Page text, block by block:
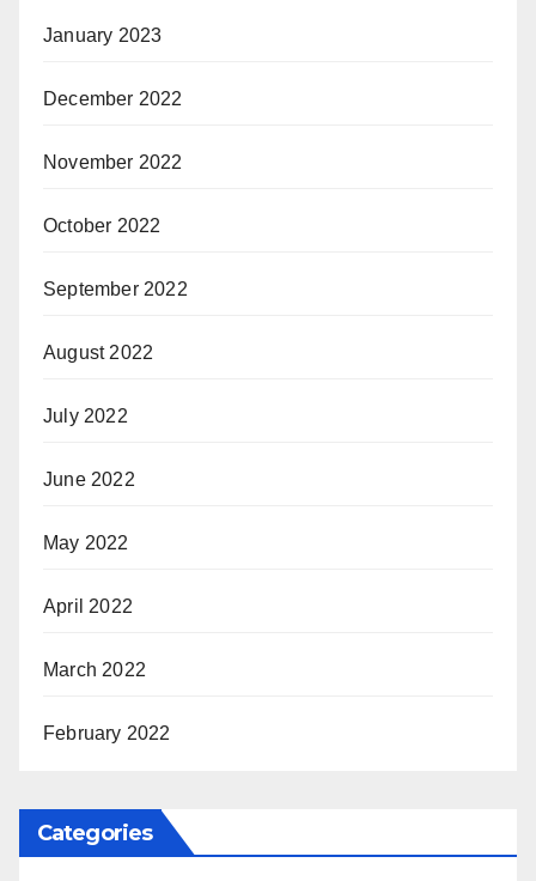
January 2023
December 2022
November 2022
October 2022
September 2022
August 2022
July 2022
June 2022
May 2022
April 2022
March 2022
February 2022
Categories